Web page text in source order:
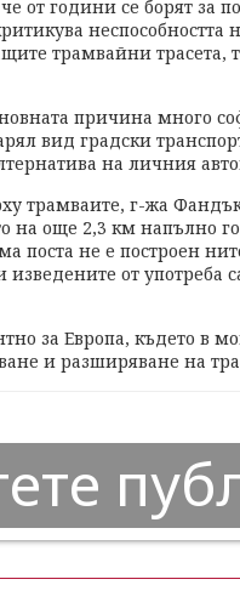
от години се борят за
трамвайни трасета,
причина много
вид градски
на личния
трамваите, г-жа
на още 2,3 км напълно
поста не е построен
от употреба
за Европа, където в
и разширяване на